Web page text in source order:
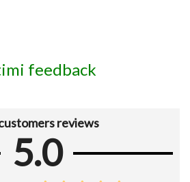
feedback
reviews
5.0